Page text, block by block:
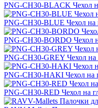
PNG-CH30-BLACK Чехол
PNG-CH30-BLUE Чехол на
PNG-CH30-BORDO Чехол
PNG-CH30-GREY Чехол
PNG-CH30-HAKI Чехол на
PNG-CH30-RED Чехол на